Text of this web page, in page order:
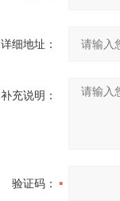
详细地址：
补充说明：
验证码：